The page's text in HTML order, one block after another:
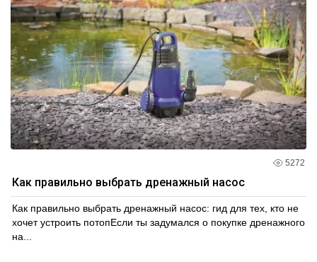
5272
Как правильно выбрать дренажный насос
Как правильно выбрать дренажный насос: гид для тех, кто не
хочет устроить потопЕсли ты задумался о покупке дренажного
на...